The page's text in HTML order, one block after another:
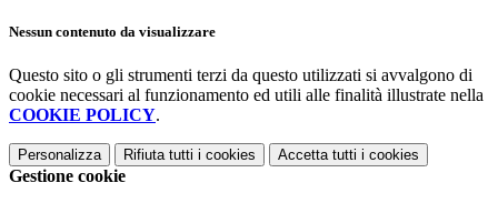
Nessun contenuto da visualizzare
Questo sito o gli strumenti terzi da questo utilizzati si avvalgono di
cookie necessari al funzionamento ed utili alle finalità illustrate nella
COOKIE POLICY.
Personalizza Rifiuta tutti i cookies Accetta tutti i cookies
Gestione cookie